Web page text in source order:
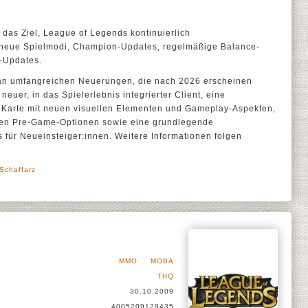
Ziel, League of Legends kontinuierlich
Spielmodi, Champion-Updates, regelmäßige Balance-
umfangreichen Neuerungen, die nach 2026 erscheinen
in das Spielerlebnis integrierter Client, eine
mit neuen visuellen Elementen und Gameplay-Aspekten,
Pre-Game-Optionen sowie eine grundlegende
Neueinsteiger:innen. Weitere Informationen folgen
MMO
MOBA
THQ
30.10.2009
4005209129435